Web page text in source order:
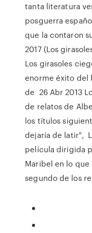
tanta literatura
posguerra
que la contaron
2017 (Los
Los girasoles
enorme éxito del
de 26 Abr 2013
de relatos de
los títulos
dejaría de latir",
película dirigida
Maribel en lo
segundo de los